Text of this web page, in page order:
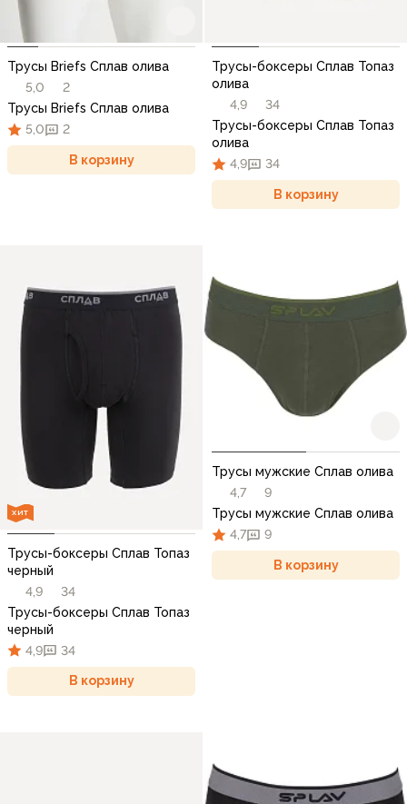
Трусы Briefs Сплав олива
5,0
2
Трусы Briefs Сплав олива
5,0
2
В корзину
Трусы-боксеры Сплав Топаз
олива
4,9
34
Трусы-боксеры Сплав Топаз
олива
4,9
34
В корзину
ХИТ
Трусы-боксеры Сплав Топаз
черный
4,9
34
Трусы-боксеры Сплав Топаз
черный
4,9
34
В корзину
Трусы мужские Сплав олива
4,7
9
Трусы мужские Сплав олива
4,7
9
В корзину